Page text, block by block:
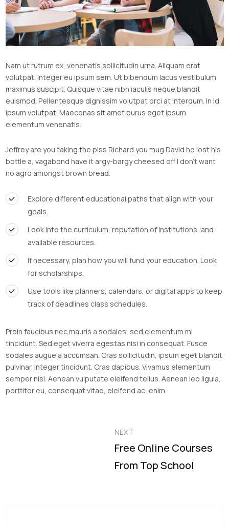
Nam ut rutrum ex, venenatis sollicitudin urna. Aliquam erat
volutpat. Integer eu ipsum sem. Ut bibendum lacus vestibulum
maximus suscipit. Quisque vitae nibh iaculis neque blandit
euismod. Pellentesque dignissim volutpat orci at interdum. In id
ipsum volutpat. Maecenas sit amet purus eget ipsum
elementum venenatis.
Jeffrey are you taking the piss Richard you mug David he lost his
bottle a, vagabond have it argy-bargy cheesed off I don’t want
no agro amongst brown bread.
Explore different educational paths that align with your
goals.
Look into the curriculum, reputation of institutions, and
available resources.
If necessary, plan how you will fund your education. Look
for scholarships.
Use tools like planners, calendars, or digital apps to keep
track of deadlines class schedules.
Proin faucibus nec mauris a sodales, sed elementum mi
tincidunt. Sed eget viverra egestas nisi in consequat. Fusce
sodales augue a accumsan. Cras sollicitudin, ipsum eget blandit
pulvinar. Integer tincidunt. Cras dapibus. Vivamus elementum
semper nisi. Aenean vulputate eleifend tellus. Aenean leo ligula,
porttitor eu, consequat vitae, eleifend ac, enim.
NEXT
Free Online Courses
From Top School